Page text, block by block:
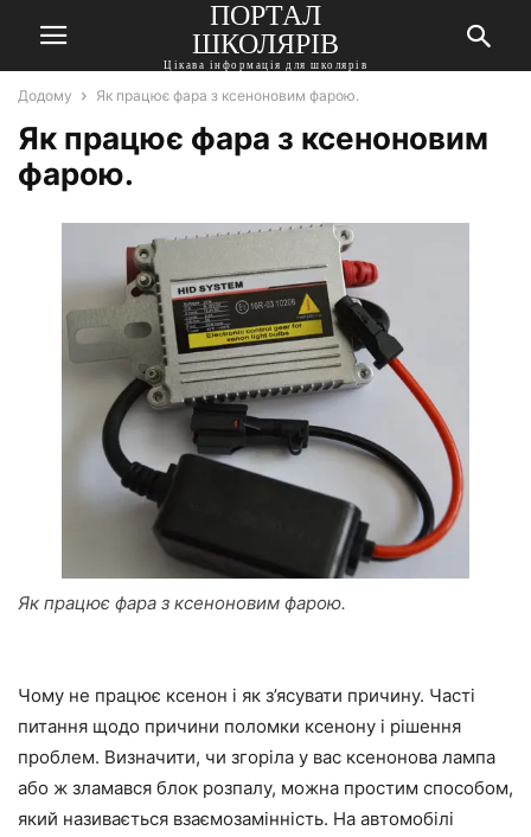
ПОРТАЛ
ШКОЛЯРІВ
Цікава інформація для школярів
Додому Як працює фара з ксеноновим фарою.
Як працює фара з ксеноновим
фарою.
Як працює фара з ксеноновим фарою.
Чому не працює ксенон і як з’ясувати причину. Часті
питання щодо причини поломки ксенону і рішення
проблем. Визначити, чи згоріла у вас ксенонова лампа
або ж зламався блок розпалу, можна простим способом,
який називається взаємозамінність. На автомобілі